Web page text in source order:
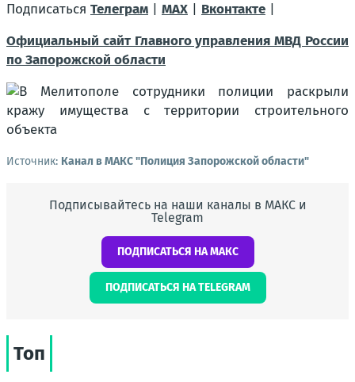
Подписаться Телеграм MAX Вконтакте
Официальный сайт Главного управления МВД России
по Запорожской области
Источник: Канал в МАКС "Полиция Запорожской области"
Подписывайтесь на наши каналы в МАКС и
Telegram
ПОДПИСАТЬСЯ НА МАКС
ПОДПИСАТЬСЯ НА TELEGRAM
Топ